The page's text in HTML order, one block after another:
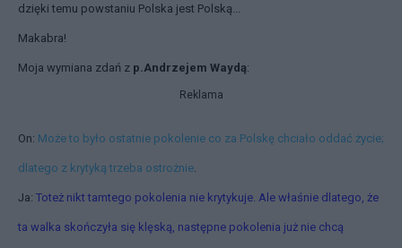
dzięki temu powstaniu Polska jest Polską...
Makabra!
Moja wymiana zdań z p.Andrzejem Waydą:
Reklama
On: Może to było ostatnie pokolenie co za Polskę chciało oddać życie;
dlatego z krytyką trzeba ostrożnie
Ja: Toteż nikt tamtego pokolenia nie krytykuje. Ale właśnie dlatego, że
ta walka skończyła się klęską, następne pokolenia już nie chcą